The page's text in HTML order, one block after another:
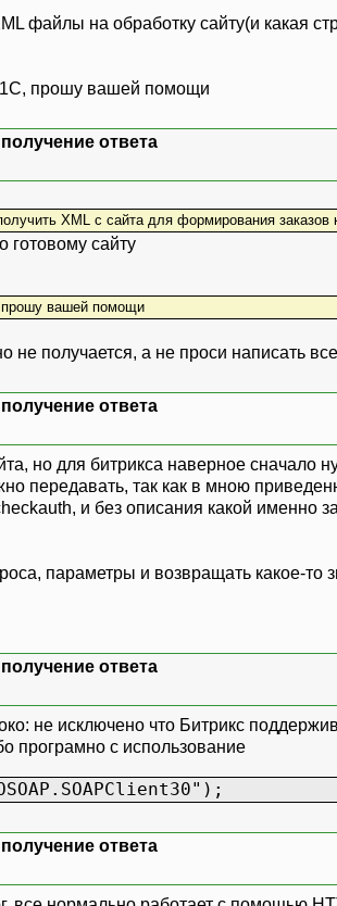
файлы на обработку сайту(и какая
1С, прошу вашей помощи
ответа
XML с сайта для формирования заказов
готовому сайту
прошу вашей помощи
не получается, а не проси написать
ответа
но для битрикса наверное
передавать, так как в мною
и без описания какой именно
параметры и возвращать какое-то
ответа
не исключено что Битрикс
програмно с использование
ответа